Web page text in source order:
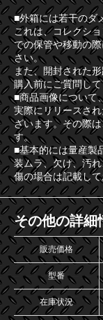
■外箱には若干のダ
これは、コレクシ
での保管や移動の
さい。
また、開封された
購入前にご質問し
■商品画像について
実際にリリースさ
ざいます。その際
す。
■基本的には量産製
装ムラ、欠け、汚
傷の場合は記載し
その他の詳細
販売価格
型番
在庫状況